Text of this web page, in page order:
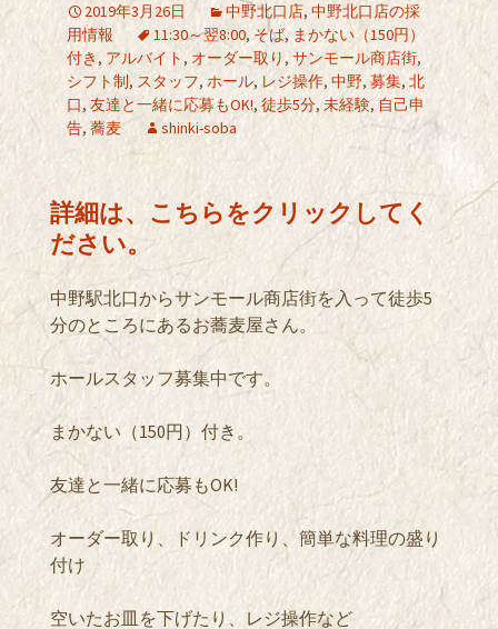
2019年3月26日 中野北口店, 中野北口店の採
用情報
11:30～翌8:00, そば, まかない（150円）
付き , アルバイト , オーダー取り , サンモール商店街,
シフト制, スタッフ,ホール, レジ操作, 中野, 募集, 北
口, 友達と一緒に応募もOK!, 徒歩5分, 未経験, 自己申
告, 蕎麦 shinki-soba
詳細は、こちらをクリックしてく
ださい。
中野駅北口からサンモール商店街を入って徒歩5
分のところにあるお蕎麦屋さん。
ホールスタッフ募集中です。
まかない（150円）付き。
友達と一緒に応募もOK!
オーダー取り、ドリンク作り、簡単な料理の盛り
付け
空いたお皿を下げたり、レジ操作など